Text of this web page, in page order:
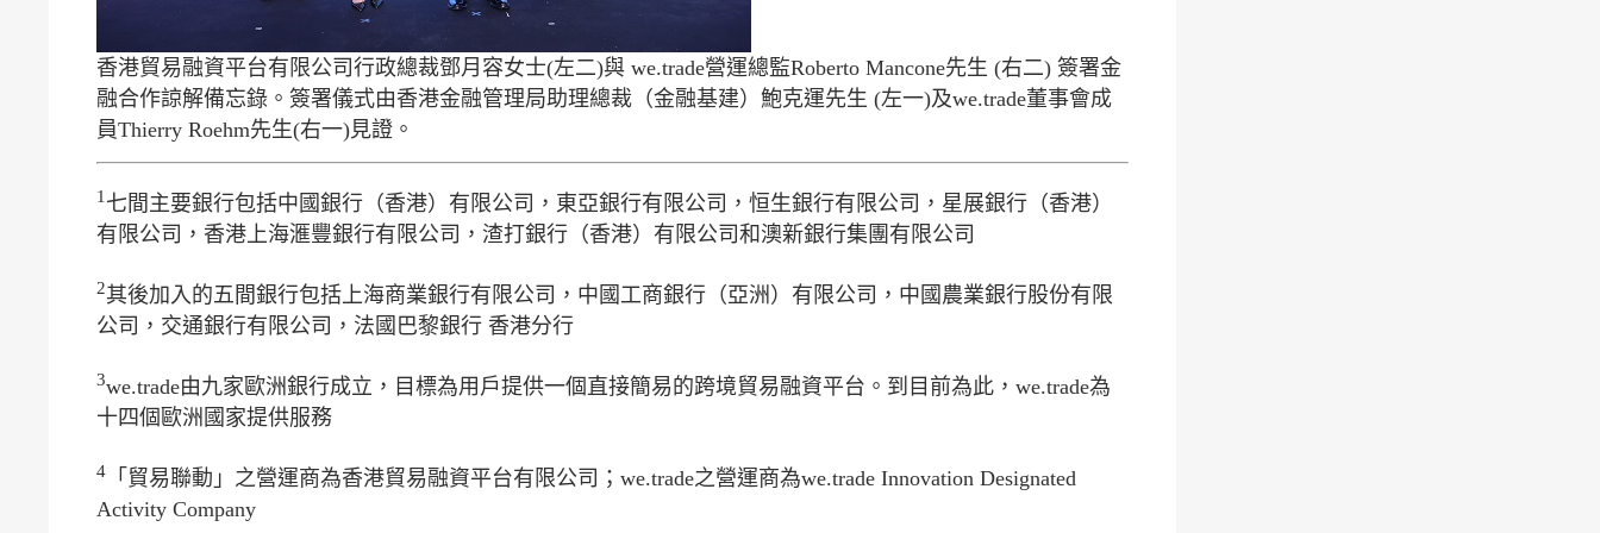
香港貿易融資平台有限公司行政總裁鄧月容女士(左二)與 we.trade營運總監Roberto Mancone先生 (右二) 簽署金
融合作諒解備忘錄。簽署儀式由香港金融管理局助理總裁（金融基建）鮑克運先生 (左一)及we.trade董事會成
員Thierry Roehm先生(右一)見證。
1 七間主要銀行包括中國銀行（香港）有限公司，東亞銀行有限公司，恒生銀行有限公司，星展銀行（香港）
有限公司，香港上海滙豐銀行有限公司，渣打銀行（香港）有限公司和澳新銀行集團有限公司
2其後加入的五間銀行包括上海商業銀行有限公司，中國工商銀行（亞洲）有限公司，中國農業銀行股份有限
公司，交通銀行有限公司，法國巴黎銀行 香港分行
3we.trade由九家歐洲銀行成立，目標為用戶提供一個直接簡易的跨境貿易融資平台。到目前為此，we.trade為
十四個歐洲國家提供服務
4
「貿易聯動」之營運商為香港貿易融資平台有限公司；we.trade之營運商為we.trade Innovation Designated
Activity Company